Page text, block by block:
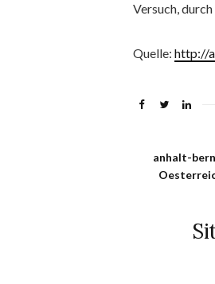
Versuch,
Quelle: http://
anhalt-